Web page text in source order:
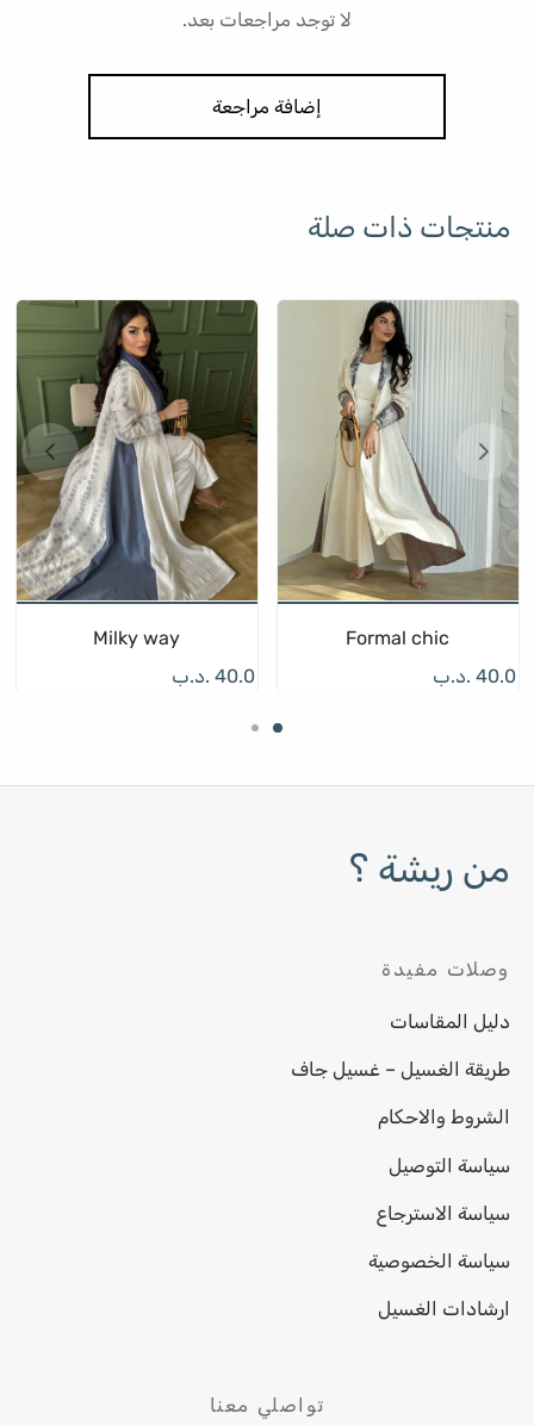
لا توجد مراجعات بعد.
إضافة مراجعة
منتجات ذات صلة
Formal chic
40.0 .د.ب
Milky way
40.0 .د.ب
من ريشة ؟
وصلات مفيدة
دليل المقاسات
طريقة الغسيل – غسيل جاف
الشروط والاحكام
سياسة التوصيل
سياسة الاسترجاع
سياسة الخصوصية
ارشادات الغسيل
تواصلي معنا